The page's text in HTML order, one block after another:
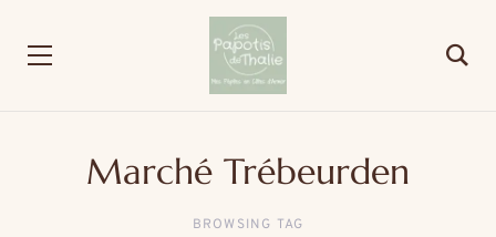
Marché Trébeurden
BROWSING TAG